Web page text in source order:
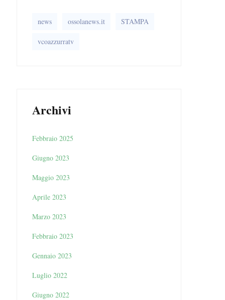
news ossolanews.it STAMPA
vcoazzurratv
Archivi
Febbraio 2025
Giugno 2023
Maggio 2023
Aprile 2023
Marzo 2023
Febbraio 2023
Gennaio 2023
Luglio 2022
Giugno 2022